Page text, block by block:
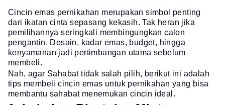
Cincin emas pernikahan merupakan simbol penting
dari ikatan cinta sepasang kekasih. Tak heran jika
pemilihannya seringkali membingungkan calon
pengantin. Desain, kadar emas, budget, hingga
kenyamanan jadi pertimbangan utama sebelum
membeli.
Nah, agar Sahabat tidak salah pilih, berikut ini adalah
tips membeli cincin emas untuk pernikahan yang bisa
membantu sahabat menemukan cincin ideal.